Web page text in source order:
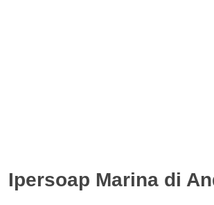
Ipersoap Marina di